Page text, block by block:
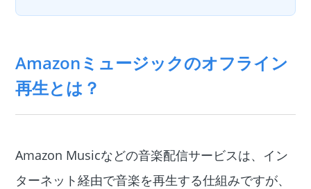
Amazonミュージックのオフライン
再生とは？
Amazon Musicなどの音楽配信サービスは、イン
ターネット経由で音楽を再生する仕組みですが、